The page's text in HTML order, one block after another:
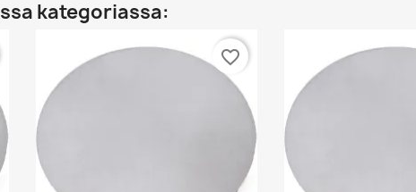
kategoriassa:
favorite_border